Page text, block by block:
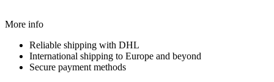
More info
Reliable shipping with DHL
International shipping to Europe and beyond
Secure payment methods